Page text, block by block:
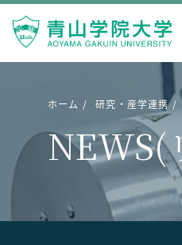
ホーム 研究・産学連携
NEWS(